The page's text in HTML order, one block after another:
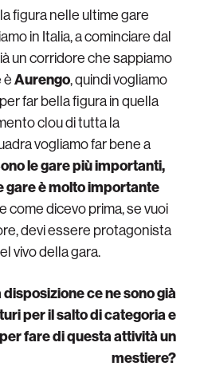
figura nelle ultime gare
in Italia, a cominciare dal
un corridore che sappiamo
èAurengo, quindi vogliamo
far bella figura in quella
clou di tutta la
vogliamo far bene a
le gare più importanti,
gare è molto importante
e come dicevo prima, se vuoi
devi essere protagonista
vivo della gara.
disposizione ce ne sono già
per il salto di categoria e
fare di questa attività un
mestiere?